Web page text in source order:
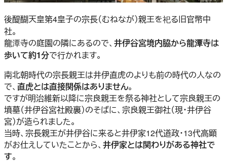
後醍醐天皇第4皇子の宗長（むねなが）親王を祀る旧官幣中
社。
龍潭寺の庭園の隣にあるので、 井伊谷宮境内脇から龍潭寺は
歩いて約1分で行かれます。
南北朝時代の宗長親王は井伊直虎のよりも前の時代の人なの
で、 直虎とは直接関係はありません。
ですが明治維新以降に宗良親王を祭る神社として宗良親王の
墳墓（井伊谷宮社殿裏）のそばに、宗良親王御社（現・井伊谷
宮）が造られました。
当時、宗長親王が井伊谷に来ると井伊家12代道政・13代高顕
がお仕えしていたことから、 井伊家とは関わりがある神社で
す。